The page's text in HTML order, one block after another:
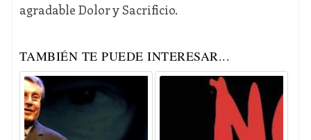
agradable Dolor y Sacrificio.
TAMBIÉN TE PUEDE INTERESAR...